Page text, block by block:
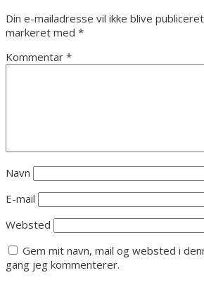
Din e-mailadresse vil ikke blive
markeret med *
Kommentar *
Navn
E-mail
Websted
Gem mit navn, mail og websted i
gang jeg kommenterer.